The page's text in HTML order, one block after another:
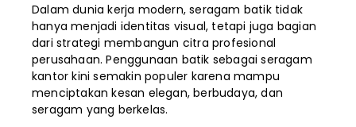
Dalam dunia kerja modern, seragam batik tidak
hanya menjadi identitas visual, tetapi juga bagian
dari strategi membangun citra profesional
perusahaan. Penggunaan batik sebagai seragam
kantor kini semakin populer karena mampu
menciptakan kesan elegan, berbudaya, dan
seragam yang berkelas.